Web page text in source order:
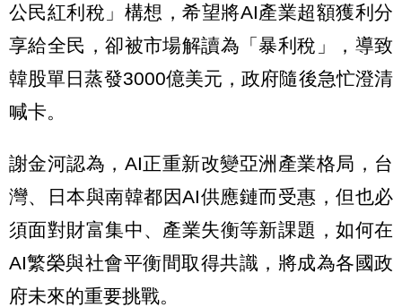
公民紅利稅」構想，希望將AI產業超額獲利分
享給全民，卻被市場解讀為「暴利稅」，導致
韓股單日蒸發3000億美元，政府隨後急忙澄清
喊卡。
謝金河認為，AI正重新改變亞洲產業格局，台
灣、日本與南韓都因AI供應鏈而受惠，但也必
須面對財富集中、產業失衡等新課題，如何在
AI繁榮與社會平衡間取得共識，將成為各國政
府未來的重要挑戰。